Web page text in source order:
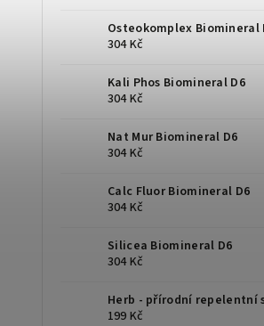
Osteokomplex Biomineral
304 Kč
Kali Phos Biomineral D6
304 Kč
Nat Mur Biomineral D6
304 Kč
Calc Fluor Biomineral D6
304 Kč
Silicea Biomineral D6
304 Kč
Herb - přírodní repelentní
199 Kč